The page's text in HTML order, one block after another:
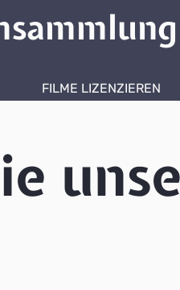
FILME LIZENZIEREN